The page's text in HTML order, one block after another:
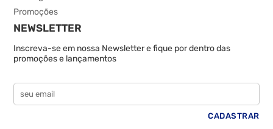
Promoções
NEWSLETTER
Inscreva-se em nossa Newsletter e fique por dentro das
promoções e lançamentos